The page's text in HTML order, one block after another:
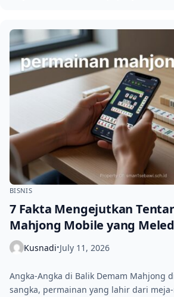
BISNIS
7 Fakta Mengejutkan
Mahjong Mobile yang
Kusnadi•July 11, 2026
Angka-Angka di Balik Demam Mahjong
sangka, permainan yang lahir dari